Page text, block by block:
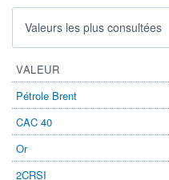
Valeurs les plus consultées
VALEUR
Pétrole Brent
CAC 40
Or
2CRSI